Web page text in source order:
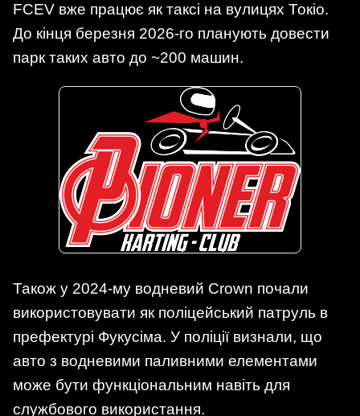
FCEV вже працює як таксі на вулицях Токіо.
До кінця березня 2026-го планують довести
парк таких авто до ~200 машин.
Також у 2024-му водневий Crown почали
використовувати як поліцейський патруль в
префектурі Фукусіма. У поліції визнали, що
авто з водневими паливними елементами
може бути функціональним навіть для
службового використання.